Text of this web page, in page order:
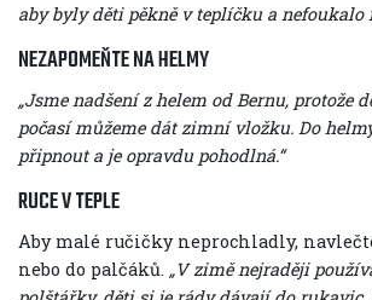
aby byly děti pěkně v teplíčku a nefoukalo
NEZAPOMEŇTE NA HELMY
„Jsme nadšení z helem od Bernu, protože
počasí můžeme dát zimní vložku. Do
připnout a je opravdu pohodlná.“
RUCE V TEPLE
Aby malé ručičky neprochladly,
nebo do palčáků. „V zimě nejraději